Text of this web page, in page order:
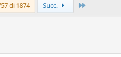
di 1874 Succ.